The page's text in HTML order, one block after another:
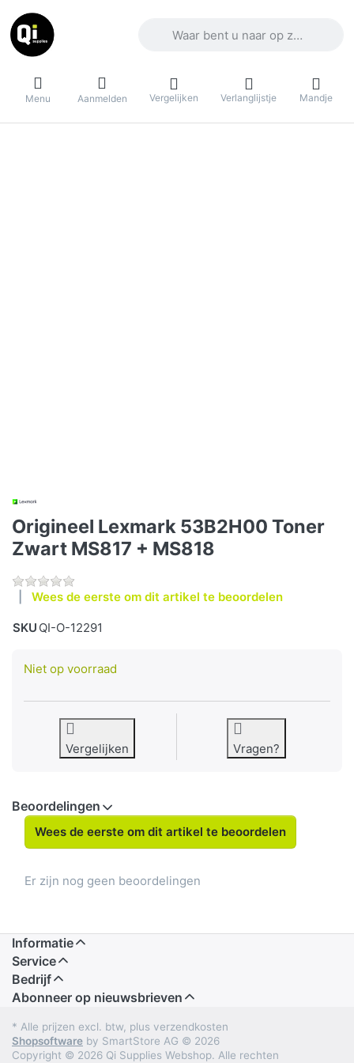
Menu Aanmelden Vergelijken Verlanglijstje Mandje
Origineel Lexmark 53B2H00 Toner
Zwart MS817 + MS818
Wees de eerste om dit artikel te beoordelen
SKU QI-O-12291
Niet op voorraad
Vergelijken Vragen?
Beoordelingen
Wees de eerste om dit artikel te beoordelen
Er zijn nog geen beoordelingen
Informatie
Service
Bedrijf
Abonneer op nieuwsbrieven
* Alle prijzen excl. btw, plus verzendkosten
Shopsoftware by SmartStore AG © 2026
Copyright © 2026 Qi Supplies Webshop. Alle rechten